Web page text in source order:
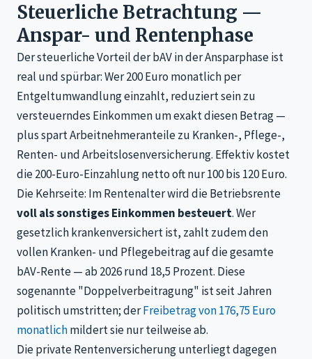
Steuerliche Betrachtung —
Anspar- und Rentenphase
Der steuerliche Vorteil der bAV in der Ansparphase ist
real und spürbar: Wer 200 Euro monatlich per
Entgeltumwandlung einzahlt, reduziert sein zu
versteuerndes Einkommen um exakt diesen Betrag —
plus spart Arbeitnehmeranteile zu Kranken-, Pflege-,
Renten- und Arbeitslosenversicherung. Effektiv kostet
die 200-Euro-Einzahlung netto oft nur 100 bis 120 Euro.
Die Kehrseite: Im Rentenalter wird die Betriebsrente
voll als sonstiges Einkommen besteuert. Wer
gesetzlich krankenversichert ist, zahlt zudem den
vollen Kranken- und Pflegebeitrag auf die gesamte
bAV-Rente — ab 2026 rund 18,5 Prozent. Diese
sogenannte "Doppelverbeitragung" ist seit Jahren
politisch umstritten; derFreibetrag von 176,75 Euro
monatlichmildert sie nur teilweise ab.
Die private Rentenversicherung unterliegt dagegen